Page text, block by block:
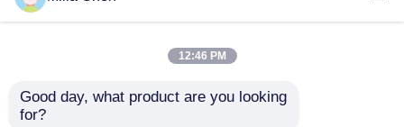
ফাইবার অপটিক অবসান বক্স
12 স্কোর এসসি 1 এক্স 8
12:46 PM
Good day, what product are you looking
for?